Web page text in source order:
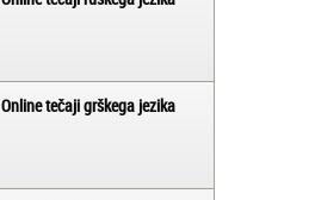
Online tečaji grškega jezika